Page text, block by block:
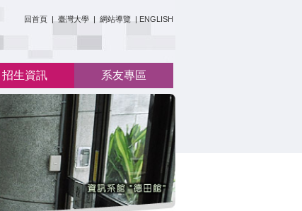
回首頁 | 臺灣大學 | 網站導覽 | ENGLISH
招生資訊 系友專區